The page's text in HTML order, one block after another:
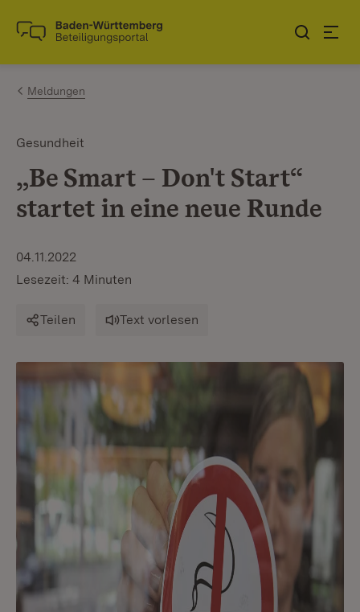
Zum Inhalt springen
Link zur Startseite
Meldungen
Gesundheit
„Be Smart – Don't Start“
startet in eine neue Runde
04.11.2022
Lesezeit: 4 Minuten
Teilen Text vorlesen